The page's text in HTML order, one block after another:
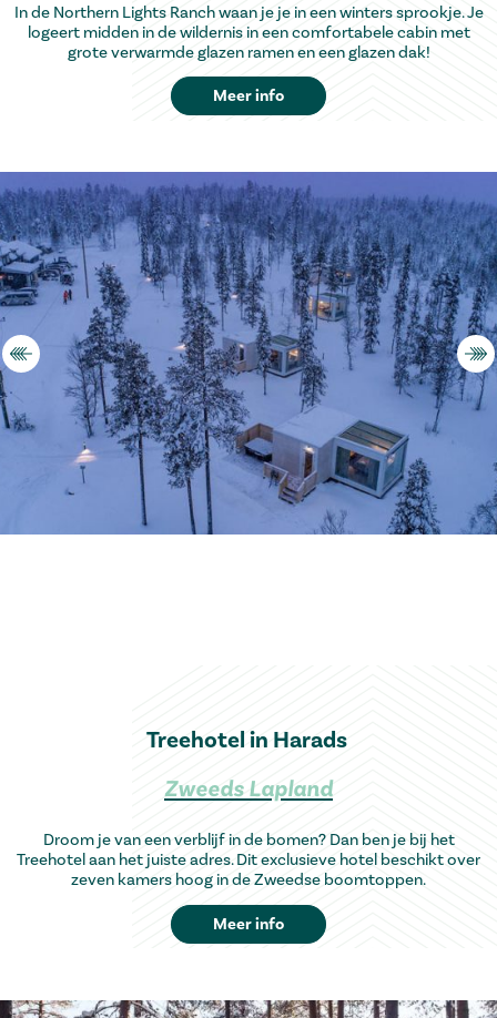
In de Northern Lights Ranch waan je je in een winters sprookje. Je
logeert midden in de wildernis in een comfortabele cabin met
grote verwarmde glazen ramen en een glazen dak!
Meer info
Treehotel in Harads
Zweeds Lapland
Droom je van een verblijf in de bomen? Dan ben je bij het
Treehotel aan het juiste adres. Dit exclusieve hotel beschikt over
zeven kamers hoog in de Zweedse boomtoppen.
Meer info